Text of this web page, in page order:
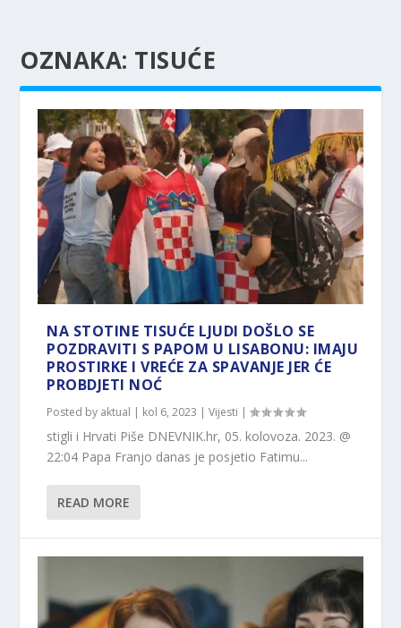
OZNAKA: TISUĆE
NA STOTINE TISUĆE LJUDI DOŠLO SE
POZDRAVITI S PAPOM U LISABONU: IMAJU
PROSTIRKE I VREĆE ZA SPAVANJE JER ĆE
PROBDJETI NOĆ
Posted by aktual | kol 6, 2023 |Vijesti |
stigli i Hrvati Piše DNEVNIK.hr, 05. kolovoza. 2023. @
22:04 Papa Franjo danas je posjetio Fatimu...
READ MORE